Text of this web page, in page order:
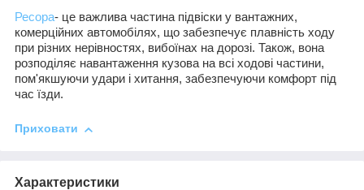
Ресора- це важлива частина підвіски у вантажних,
комерційних автомобілях, що забезпечує плавність ходу
при різних нерівностях, вибоїнах на дорозі. Також, вона
розподіляє навантаження кузова на всі ходові частини,
пом'якшуючи удари і хитання, забезпечуючи комфорт під
час їзди.
Приховати
Характеристики